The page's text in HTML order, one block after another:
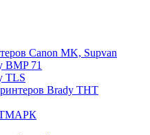
Canon MK, Supvan
BMP 71
TLS
Brady THT
ТМАРК